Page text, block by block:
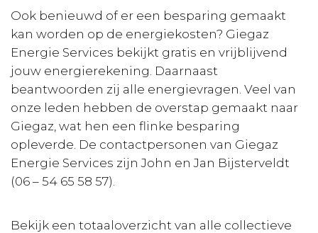
Ook benieuwd of er een besparing gemaakt
kan worden op de energiekosten? Giegaz
Energie Services bekijkt gratis en vrijblijvend
jouw energierekening. Daarnaast
beantwoorden zij alle energievragen. Veel van
onze leden hebben de overstap gemaakt naar
Giegaz, wat hen een flinke besparing
opleverde. De contactpersonen van Giegaz
Energie Services zijn John en Jan Bijsterveldt
(06 – 54 65 58 57).
Bekijk een totaaloverzicht van alle collectieve